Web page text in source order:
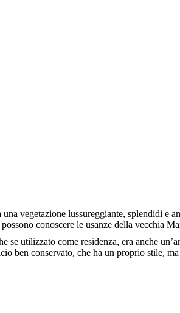
una vegetazione lussureggiante, splendidi e
conoscere le usanze della vecchia
utilizzato come residenza, era anche
ben conservato, che ha un proprio stile,